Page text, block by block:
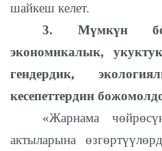
шайкеш келет.
3. Мүмкүн
экономикалык,
гендердик,
кесепеттердин
«Жарнама
актыларына